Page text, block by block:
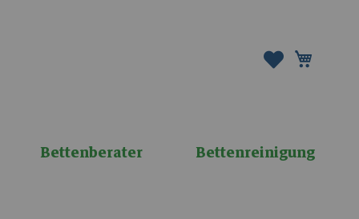
Bettenberater Bettenreinigung